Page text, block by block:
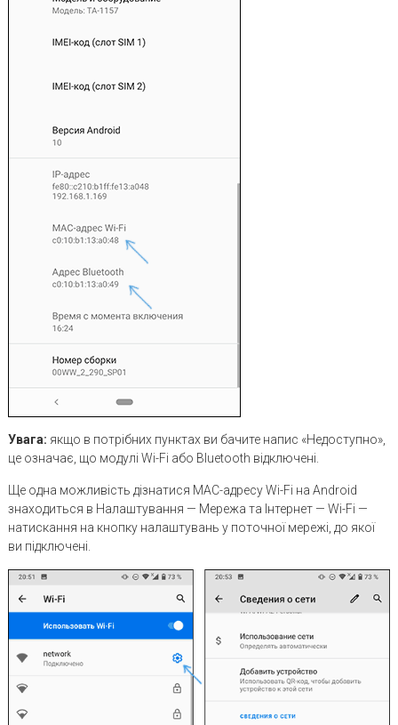
Увага: якщо в потрібних пунктах ви бачите напис «Недоступно»,
це означає, що модулі Wi-Fi або Bluetooth відключені.
Ще одна можливість дізнатися MAC-адресу Wi-Fi на Android
знаходиться в Налаштування — Мережа та Інтернет — Wi-Fi —
натискання на кнопку налаштувань у поточної мережі, до якої
ви підключені.